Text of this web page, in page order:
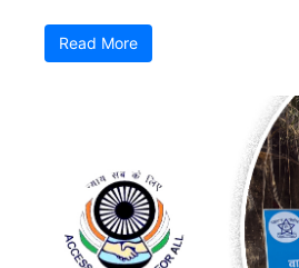
Read More